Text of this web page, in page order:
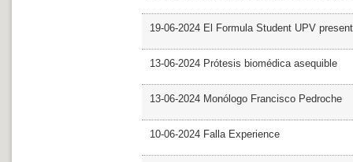
19-06-2024 El Formula Student UPV
13-06-2024 Prótesis biomédica asequible
13-06-2024 Monólogo Francisco Pedroche
10-06-2024 Falla Experience